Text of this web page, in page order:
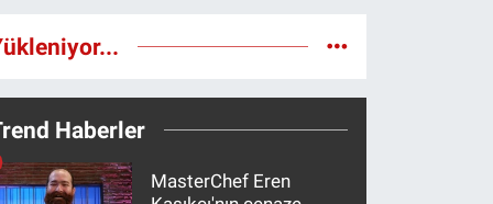
Haberler
MasterChef Eren